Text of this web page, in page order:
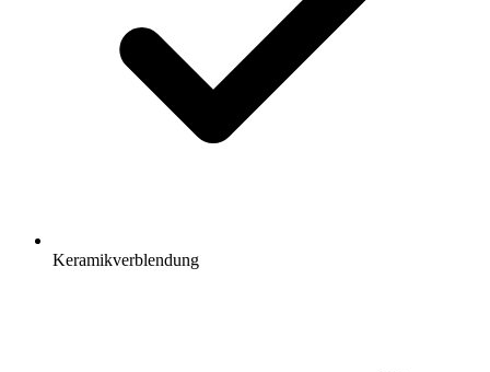
Keramikverblendung